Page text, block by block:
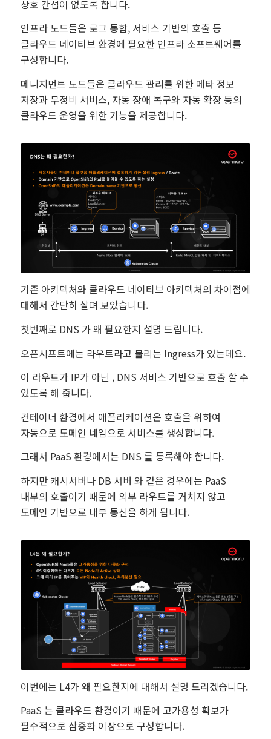
상호 간섭이 없도록 합니다.
인프라 노드들은 로그 통합, 서비스 기반의 호출 등
클라우드 네이티브 환경에 필요한 인프라 소프트웨어를
구성합니다.
메니지먼트 노드들은 클라우드 관리를 위한 메타 정보
저장과 무정비 서비스, 자동 장애 복구와 자동 확장 등의
클라우드 운영을 위한 기능을 제공합니다.
기존 아키텍처와 클라우드 네이티브 아키텍처의 차이점에
대해서 간단히 살펴 보았습니다.
첫번째로 DNS 가 왜 필요한지 설명 드립니다.
오픈시프트에는 라우트라고 불리는 Ingress가 있는데요.
이 라우트가 IP가 아닌 , DNS 서비스 기반으로 호출 할 수
있도록 해 줍니다.
컨테이너 환경에서 애플리케이션은 호출을 위하여
자동으로 도메인 네임으로 서비스를 생성합니다.
그래서 PaaS 환경에서는 DNS 를 등록해야 합니다.
하지만 캐시서버나 DB 서버 와 같은 경우에는 PaaS
내부의 호출이기 때문에 외부 라우트를 거치지 않고
도메인 기반으로 내부 통신을 하게 됩니다.
이번에는 L4가 왜 필요한지에 대해서 설명 드리겠습니다.
PaaS 는 클라우드 환경이기 때문에 고가용성 확보가
필수적으로 삼중화 이상으로 구성합니다.